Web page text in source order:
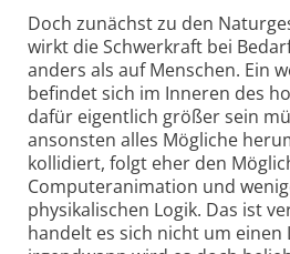
Doch zunächst zu den
wirkt die Schwerkraft bei
anders als auf Menschen. Ein
befindet sich im Inneren des
dafür eigentlich größer sein
ansonsten alles Mögliche
kollidiert, folgt eher den
Computeranimation und
physikalischen Logik. Das ist
handelt es sich nicht um einen